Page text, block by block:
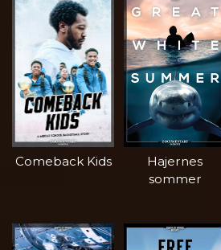
Comeback Kids
Hajernes
sommer